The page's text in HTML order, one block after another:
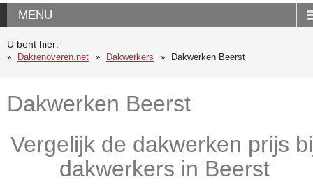
MENU
U bent hier:
Dakrenoveren.net
Dakwerkers Dakwerken Beerst
Dakwerken Beerst
Vergelijk de dakwerken prijs
dakwerkers in Beerst